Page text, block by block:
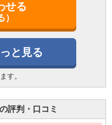
せる
と見る
す。
の評判・口コミ